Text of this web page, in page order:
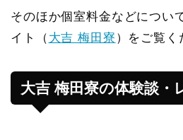
そのほか個室料金などについ
イト（ 大吉 梅田寮 ）をご覧く
大吉 梅田寮の体験談・